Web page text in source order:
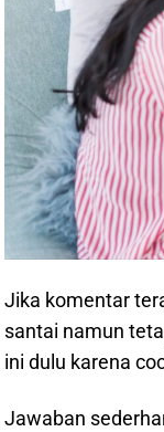
Jika komentar
santai namun
ini dulu karena
Jawaban